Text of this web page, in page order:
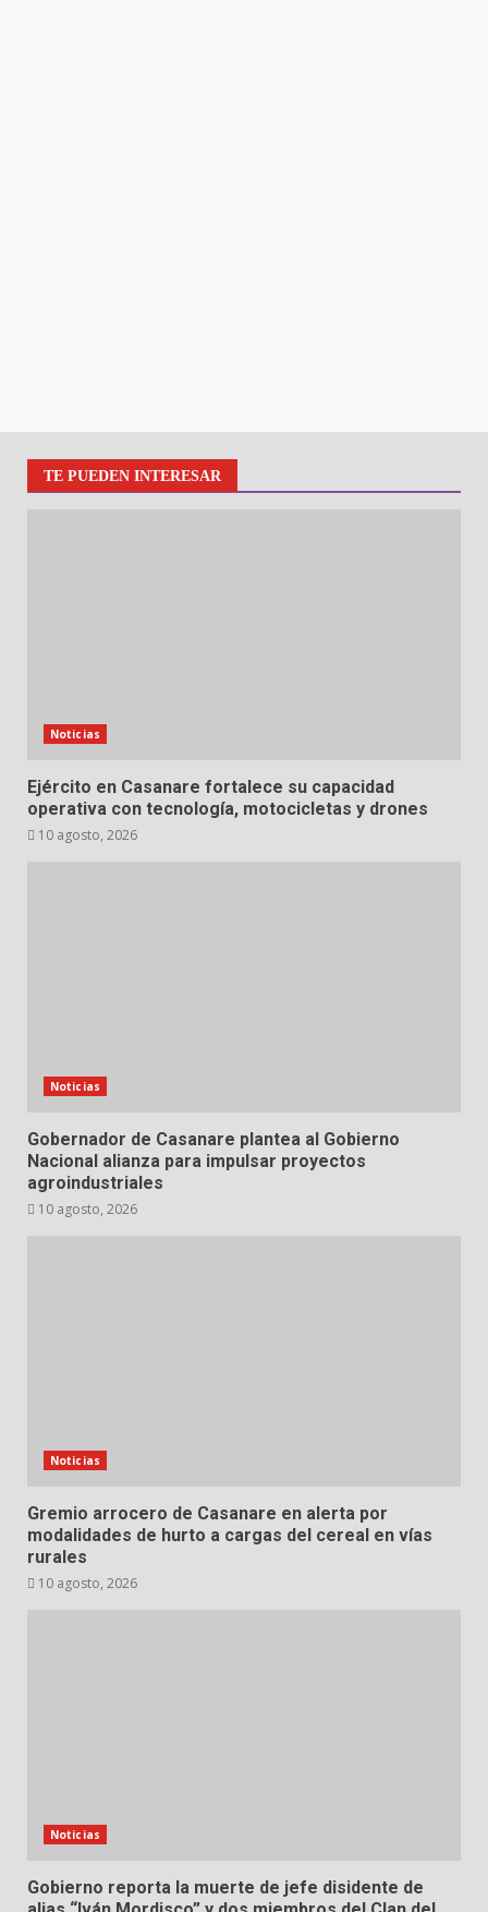
TE PUEDEN INTERESAR
Noticias
Ejército en Casanare fortalece su capacidad
operativa con tecnología, motocicletas y drones
10 agosto, 2026
Noticias
Gobernador de Casanare plantea al Gobierno
Nacional alianza para impulsar proyectos
agroindustriales
10 agosto, 2026
Noticias
Gremio arrocero de Casanare en alerta por
modalidades de hurto a cargas del cereal en vías
rurales
10 agosto, 2026
Noticias
Gobierno reporta la muerte de jefe disidente de